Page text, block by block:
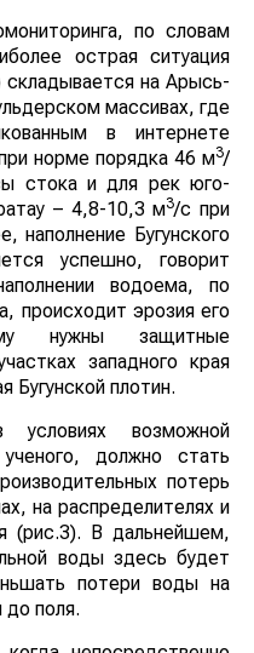
по словам
острая ситуация
складывается на Арысь-
массивах, где
в интернете
норме порядка 46 м3/
стока и для рек юго-
– 4,8-10,3 м3/с при
наполнение Бугунского
успешно, говорит
водоема, по
происходит эрозия его
нужны защитные
западного края
Бугунской плотин.
условиях возможной
должно стать
потерь
на распределителях и
(рис.3). В дальнейшем,
воды здесь будет
потери воды на
до поля.